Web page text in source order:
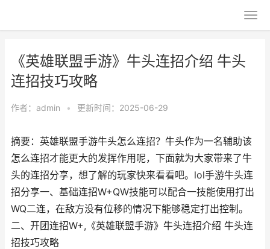
《英雄联盟手游》牛头连招介绍 牛头
连招技巧攻略
作者： admin • 更新时间：2025-06-29
摘要：英雄联盟手游牛头怎么连招？牛头作为一名辅助该
怎么连招才能更大的发挥作用呢，下面就为大家带来了牛
头的连招分享，想了解的玩家快来看看吧。lol手游牛头连
招分享一、基础连招W+QW技能可以配合一技能使用打出
WQ二连，在敌方没有位移的情况下能够稳定打出控制。
二、开团连招W+,《英雄联盟手游》牛头连招介绍 牛头连
招技巧攻略